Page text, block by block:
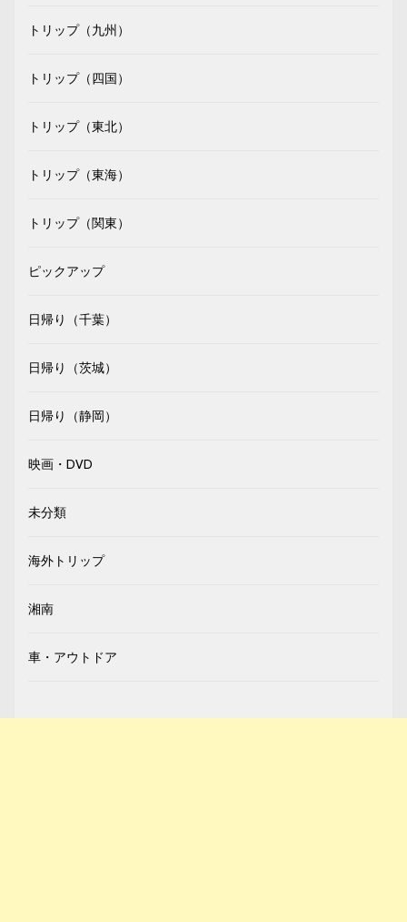
トリップ（九州）
トリップ（四国）
トリップ（東北）
トリップ（東海）
トリップ（関東）
ピックアップ
日帰り（千葉）
日帰り（茨城）
日帰り（静岡）
映画・DVD
未分類
海外トリップ
湘南
車・アウトドア